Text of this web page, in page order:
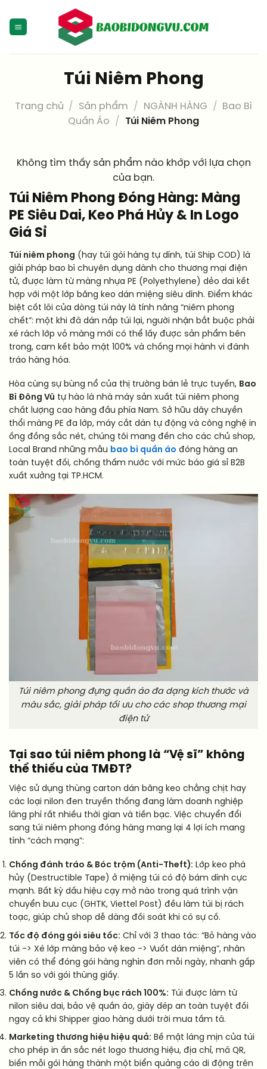
to
content
Túi Niêm Phong
Trang chủ / Sản phẩm / NGÀNH HÀNG /
Bao Bì
Quần Áo
/ Túi Niêm Phong
Không tìm thấy sản phẩm nào khớp với lựa chọn
của bạn.
Túi Niêm Phong Đóng Hàng: Màng
PE Siêu Dai, Keo Phá Hủy & In Logo
Giá Sỉ
Túi niêm phong (hay túi gói hàng tự dính, túi Ship COD) là
giải pháp bao bì chuyên dụng dành cho thương mại điện
tử, được làm từ màng nhựa PE (Polyethylene) dẻo dai kết
hợp với một lớp băng keo dán miệng siêu dính. Điểm khác
biệt cốt lõi của dòng túi này là tính năng “niêm phong
chết”: một khi đã dán nắp túi lại, người nhận bắt buộc phải
xé rách lớp vỏ màng mới có thể lấy được sản phẩm bên
trong, cam kết bảo mật 100% và chống mọi hành vi đánh
tráo hàng hóa.
Hòa cùng sự bùng nổ của thị trường bán lẻ trực tuyến, Bao
Bì Đông Vũ tự hào là nhà máy sản xuất túi niêm phong
chất lượng cao hàng đầu phía Nam. Sở hữu dây chuyền
thổi màng PE đa lớp, máy cắt dán tự động và công nghệ in
ống đồng sắc nét, chúng tôi mang đến cho các chủ shop,
Local Brand những mẫu bao bì quần áo đóng hàng an
toàn tuyệt đối, chống thấm nước với mức báo giá sỉ B2B
xuất xưởng tại TP.HCM.
Túi niêm phong đựng quần áo đa dạng kích thước và
màu sắc, giải pháp tối ưu cho các shop thương mại
điện tử
Tại sao túi niêm phong là “Vệ sĩ” không
thể thiếu của TMĐT?
Việc sử dụng thùng carton dán băng keo chằng chịt hay
các loại nilon đen truyền thống đang làm doanh nghiệp
lãng phí rất nhiều thời gian và tiền bạc. Việc chuyển đổi
sang túi niêm phong đóng hàng mang lại 4 lợi ích mang
tính “cách mạng”:
Chống đánh tráo & Bóc trộm (Anti-Theft): Lớp keo phá
hủy (Destructible Tape) ở miệng túi có độ bám dính cực
mạnh. Bất kỳ dấu hiệu cạy mở nào trong quá trình vận
chuyển bưu cục (GHTK, Viettel Post) đều làm túi bị rách
toạc, giúp chủ shop dễ dàng đối soát khi có sự cố.
Tốc độ đóng gói siêu tốc: Chỉ với 3 thao tác: “Bỏ hàng vào
túi -> Xé lớp màng bảo vệ keo -> Vuốt dán miệng”, nhân
viên có thể đóng gói hàng nghìn đơn mỗi ngày, nhanh gấp
5 lần so với gói thùng giấy.
Chống nước & Chống bục rách 100%: Túi được làm từ
nilon siêu dai, bảo vệ quần áo, giày dép an toàn tuyệt đối
ngay cả khi Shipper giao hàng dưới trời mưa tầm tã.
Marketing thương hiệu hiệu quả: Bề mặt láng mịn của túi
cho phép in ấn sắc nét logo thương hiệu, địa chỉ, mã QR,
biến mỗi gói hàng thành một biển quảng cáo di động trên